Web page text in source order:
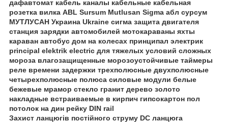
Захист ланцюгів постійного струму DC ланцюга